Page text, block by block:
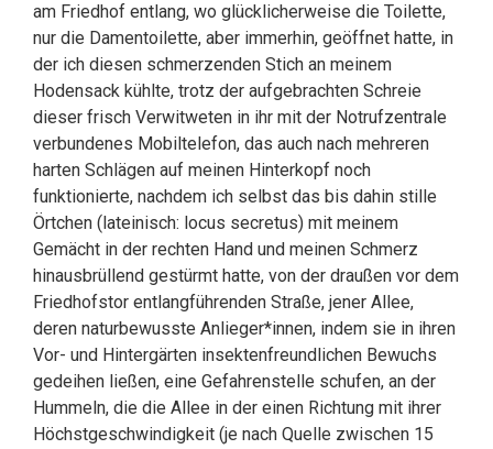
am Friedhof entlang, wo glücklicherweise die Toilette,
nur die Damentoilette, aber immerhin, geöffnet hatte, in
der ich diesen schmerzenden Stich an meinem
Hodensack kühlte, trotz der aufgebrachten Schreie
dieser frisch Verwitweten in ihr mit der Notrufzentrale
verbundenes Mobiltelefon, das auch nach mehreren
harten Schlägen auf meinen Hinterkopf noch
funktionierte, nachdem ich selbst das bis dahin stille
Örtchen (lateinisch: locus secretus) mit meinem
Gemächt in der rechten Hand und meinen Schmerz
hinausbrüllend gestürmt hatte, von der draußen vor dem
Friedhofstor entlangführenden Straße, jener Allee,
deren naturbewusste Anlieger*innen, indem sie in ihren
Vor- und Hintergärten insektenfreundlichen Bewuchs
gedeihen ließen, eine Gefahrenstelle schufen, an der
Hummeln, die die Allee in der einen Richtung mit ihrer
Höchstgeschwindigkeit (je nach Quelle zwischen 15